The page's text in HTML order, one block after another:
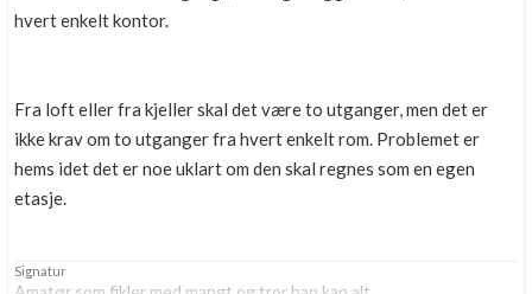
hvert enkelt kontor.
Fra loft eller fra kjeller skal det være to utganger, men det er
ikke krav om to utganger fra hvert enkelt rom. Problemet er
hems idet det er noe uklart om den skal regnes som en egen
etasje.
Signatur